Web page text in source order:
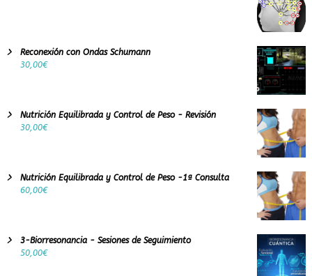
Reconexión con Ondas Schumann
30,00€
Nutrición Equilibrada y Control de Peso - Revisión
30,00€
Nutrición Equilibrada y Control de Peso -1ª Consulta
60,00€
3-Biorresonancia - Sesiones de Seguimiento
50,00€